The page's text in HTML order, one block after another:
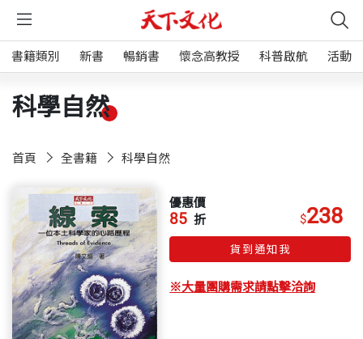
書籍類別 新書 暢銷書 懷念高教授 科普啟航 活動
科學自然
首頁 全書籍 科學自然
優惠價
85 折 $238
貨到通知我
※大量團購需求請點擊洽詢